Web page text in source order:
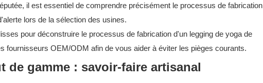
il est essentiel de comprendre précisément le processus de fabrication
lors de la sélection des usines.
pour déconstruire le processus de fabrication d'un legging de yoga de
fournisseurs OEM/ODM afin de vous aider à éviter les pièges courants.
gamme : savoir-faire artisanal